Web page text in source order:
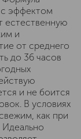
эффектом
естественную
и
от среднего
до 36 часов
и не боится
В условиях
как при